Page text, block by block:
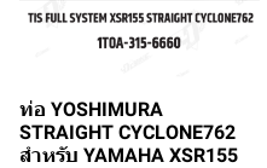
ท่อ YOSHIMURA
STRAIGHT CYCLONE762
สำหรับ YAMAHA XSR155